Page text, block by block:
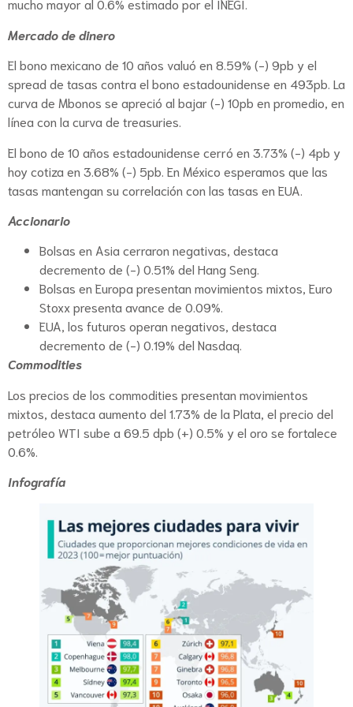
mucho mayor al 0.6% estimado por el INEGI.
Mercado de dinero
El bono mexicano de 10 años valuó en 8.59% (-) 9pb y el
spread de tasas contra el bono estadounidense en 493pb. La
curva de Mbonos se apreció al bajar (-) 10pb en promedio, en
línea con la curva de treasuries.
El bono de 10 años estadounidense cerró en 3.73% (-) 4pb y
hoy cotiza en 3.68% (-) 5pb. En México esperamos que las
tasas mantengan su correlación con las tasas en EUA.
Accionario
Bolsas en Asia cerraron negativas, destaca
decremento de (-) 0.51% del Hang Seng.
Bolsas en Europa presentan movimientos mixtos, Euro
Stoxx presenta avance de 0.09%.
EUA, los futuros operan negativos, destaca
decremento de (-) 0.19% del Nasdaq.
Commodities
Los precios de los commodities presentan movimientos
mixtos, destaca aumento del 1.73% de la Plata, el precio del
petróleo WTI sube a 69.5 dpb (+) 0.5% y el oro se fortalece
0.6%.
Infografía